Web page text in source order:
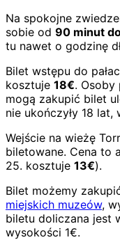
Na spokojne
sobie od 90 minut
tu nawet o godzinę
Bilet wstępu do
kosztuje 18€. Osoby
mogą zakupić bilet
nie ukończyły 18 lat,
Wejście na wieżę
biletowane. Cena to
25. kosztuje 13€).
Bilet możemy
miejskich muzeów,
biletu doliczana jest
wysokości 1€.